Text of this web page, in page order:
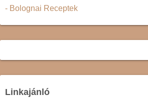
- Bolognai Receptek
Linkajánló